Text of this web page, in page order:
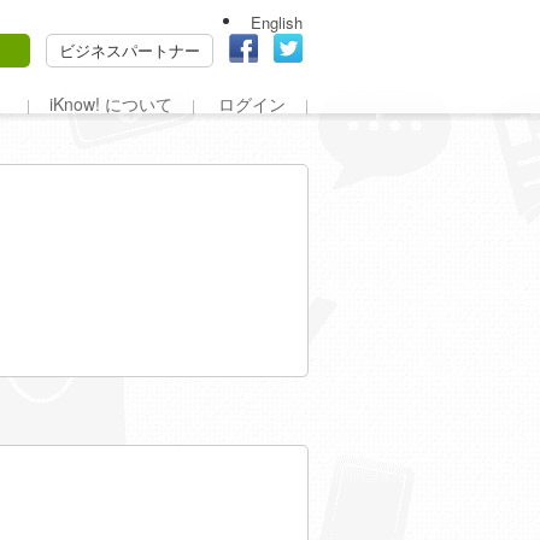
English
ビジネスパートナー
iKnow! について ログイン